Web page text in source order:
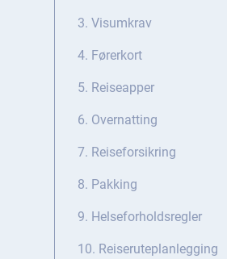
3. Visumkrav
4. Førerkort
5. Reiseapper
6. Overnatting
7. Reiseforsikring
8. Pakking
9. Helseforholdsregler
10. Reiseruteplanlegging